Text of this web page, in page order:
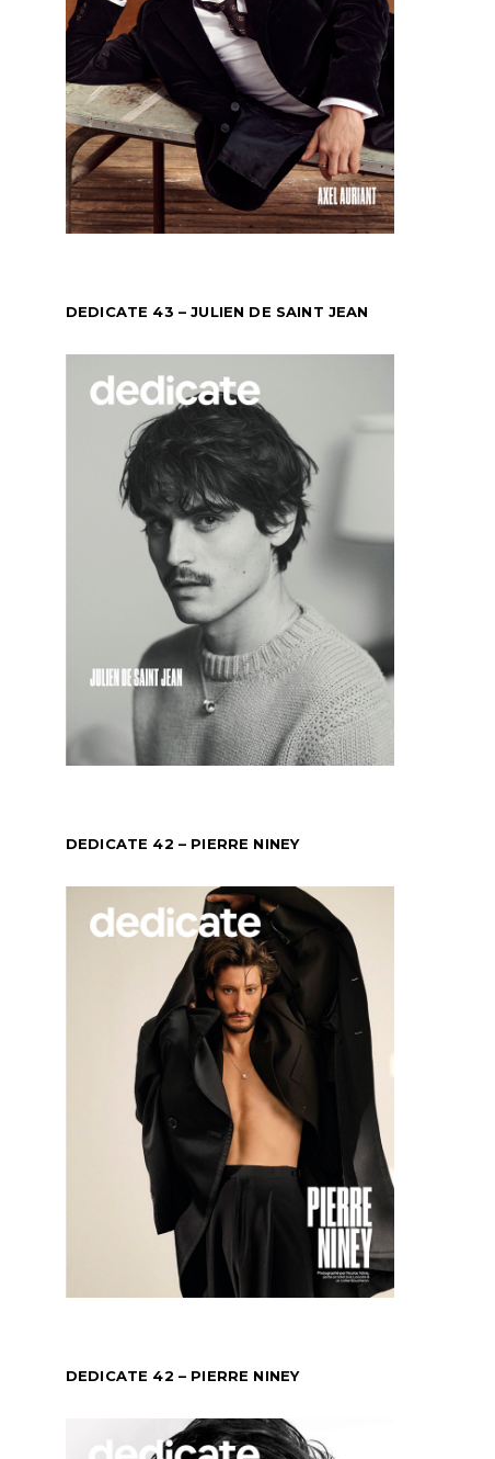
DEDICATE 43 – JULIEN DE SAINT JEAN
DEDICATE 42 – PIERRE NINEY
DEDICATE 42 – PIERRE NINEY